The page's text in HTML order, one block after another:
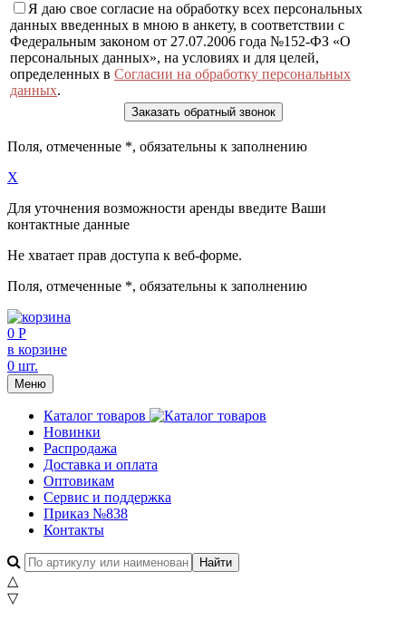
Я даю свое согласие на обработку всех персональных
данных введенных в мною в анкету, в соответствии с
Федеральным законом от 27.07.2006 года №152-ФЗ «О
персональных данных», на условиях и для целей,
определенных в Согласии на обработку персональных
данных.
Поля, отмеченные *, обязательны к заполнению
X
Для уточнения возможности аренды введите Ваши
контактные данные
Не хватает прав доступа к веб-форме.
Поля, отмеченные *, обязательны к заполнению
0 Р
в корзине
0 шт.
Меню
Каталог товаров
Новинки
Распродажа
Доставка и оплата
Оптовикам
Сервис и поддержка
Приказ №838
Контакты
△
▽